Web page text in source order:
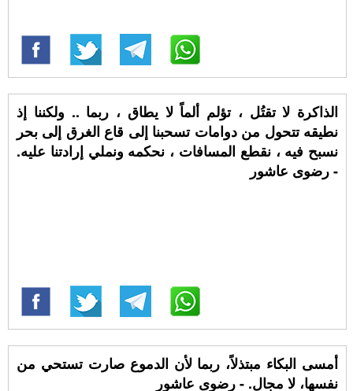
الذاكرة لا تقتُل ، تؤلم ألماً لا يطاق ، ربما .. ولكننا إذ
نطيقه تتحول من دوامات تسحبنا إلى قاع الغرق إلى بحر
نسبح فيه ، نقطع المسافات ، نحكمه ونملي إرادتنا عليه.
- رضوى عاشور
أمسى البكاء مبتذلاً، ربما لأن الدموع صارت تستحي من
نفسها، لا مجال. - رضوى عاشور